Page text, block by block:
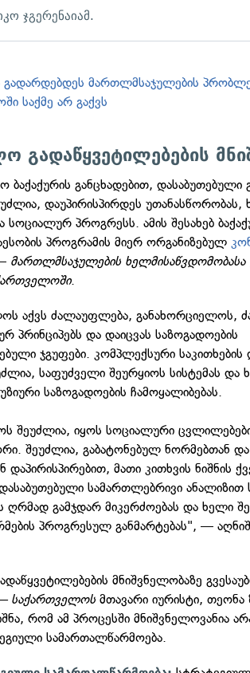
ჯგერენაიამ.
მართლმსაჯულების
საქმე არ გაქვს
გადაწყვეტილებების
ბაქაქურის განცხადებით, დასაბუთებული
დაუპირისპირდეს უთანასწორობას,
პროგრესს. ამის შესახებ
პროგრამის მიერ ორგანიზებულ
მართლმსაჯულების
.
აქვს ძალაუფლება, განახორციელოს,
პრინციპებს და დაიცვას საზოგადოების
ჯგუფები. კომპლექსური საკითხების
საფუძველი შეურყიოს სისტემას და
საზოგადოების ჩამოყალიბებას.
შეუძლია, იყოს სოციალური
შეუძლია, გაბატონებულ ნორმებთან და
დაპირისპირებით, მათი კითხვის ნიშნის
სამართლებრივი ანალიზით
ღრმად გამჯდარ მიკერძოებას და ხელი
პროგრესულ განმარტებას", —
მნიშვნელობაზე
საქართველოსმთავარი იურისტი, თეონა
რომ ამ პროცესში მნიშვნელოვანია
სამართალწარმოება.